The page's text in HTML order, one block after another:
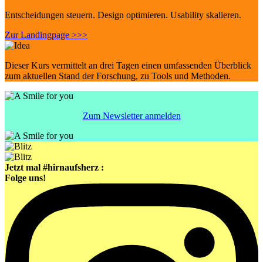
Entscheidungen steuern. Design optimieren. Usability skalieren.
Zur Landingpage >>>
Dieser Kurs vermittelt an drei Tagen einen umfassenden Überblick
zum aktuellen Stand der Forschung, zu Tools und Methoden.
Zum Newsletter anmelden
Jetzt mal #hirnaufsherz :
Folge uns!